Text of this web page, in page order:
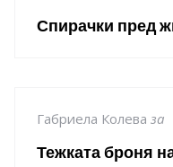
Спирачки пред
Габриела Колева за
Тежката броня